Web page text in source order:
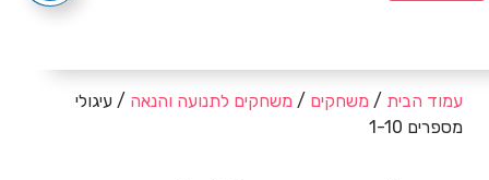
עמוד הבית / משחקים / משחקים לתנועה והנאה / עיגולי
מספרים 1-10